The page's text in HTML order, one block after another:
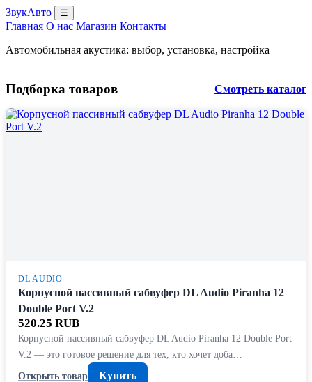
ЗвукАвто ☰
Главная О нас Магазин Контакты
Автомобильная акустика: выбор, установка, настройка
Подборка товаров Смотреть каталог
DL AUDIO
Корпусной пассивный сабвуфер DL Audio Piranha 12
Double Port V.2
520.25 RUB
Корпусной пассивный сабвуфер DL Audio Piranha 12 Double Port
V.2 — это готовое решение для тех, кто хочет доба…
Открыть товар
Купить